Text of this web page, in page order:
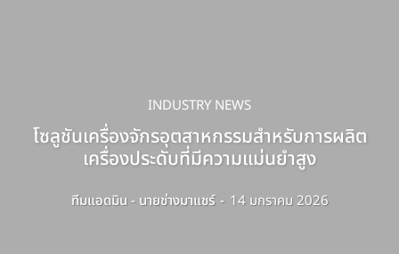
INDUSTRY NEWS
โซลูชันเครื่องจักรอุตสาหกรรมสำหรับการผลิต
เครื่องประดับที่มีความแม่นยำสูง
ทีมแอดมิน - นายช่างมาแชร์ - 14 มกราคม 2026